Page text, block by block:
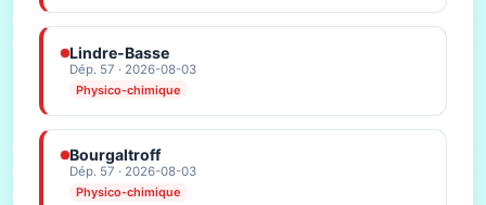
Lindre-Basse
Dép. 57 · 2026-08-03
Physico-chimique
Bourgaltroff
Dép. 57 · 2026-08-03
Physico-chimique